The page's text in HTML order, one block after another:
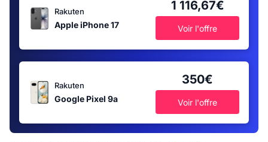
Rakuten
Apple iPhone 17
1 116,67€
Voir l'offre
Rakuten
Google Pixel 9a
350€
Voir l'offre